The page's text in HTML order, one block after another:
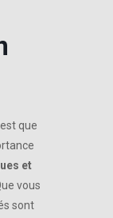
que
et
vous
sont